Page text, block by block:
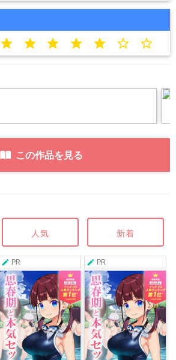
star star star star star star_border star_border
この作品を見る
人気 新着
PR PR